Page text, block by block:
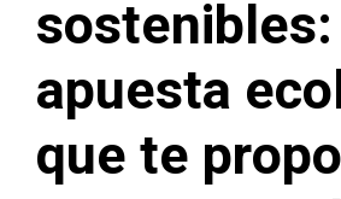
apuesta
que te